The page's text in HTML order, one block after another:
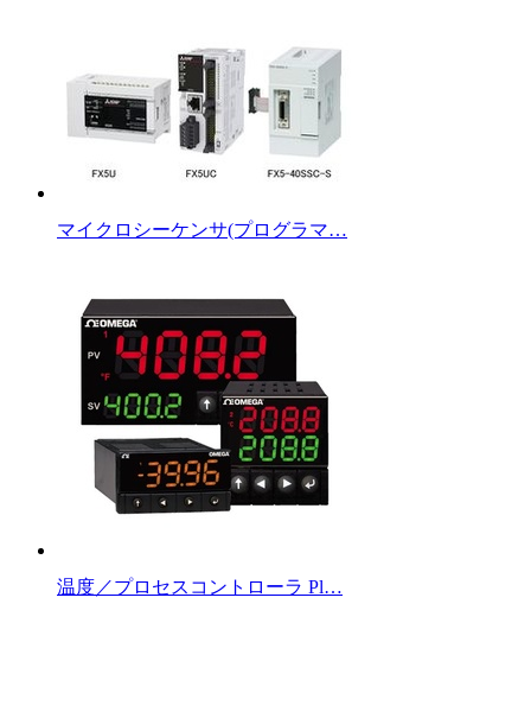
マイクロシーケンサ(プログラマ…
温度／プロセスコントローラ Pl…